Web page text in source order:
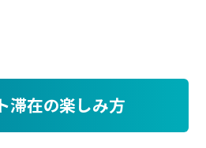
滞在の楽しみ方